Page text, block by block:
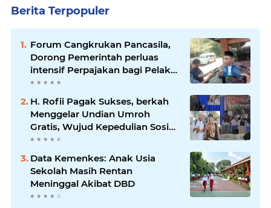
Berita Terpopuler
Forum Cangkrukan Pancasila,
Dorong Pemerintah perluas
intensif Perpajakan bagi Pelaku
Usaha UMKM.
H. Rofii Pagak Sukses, berkah
Menggelar Undian Umroh
Gratis, Wujud Kepedulian Sosial
berbagi.
Data Kemenkes: Anak Usia
Sekolah Masih Rentan
Meninggal Akibat DBD